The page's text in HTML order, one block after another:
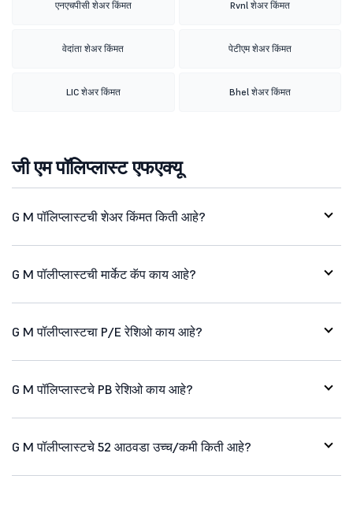
एनएचपीसी शेअर किंमत Rvnl शेअर किंमत
वेदांता शेअर किंमत पेटीएम शेअर किंमत
LIC शेअर किंमत Bhel शेअर किंमत
जी एम पॉलिप्लास्ट एफएक्यू
G M पॉलिप्लास्टची शेअर किंमत किती आहे?
G M पॉलीप्लास्टची मार्केट कॅप काय आहे?
G M पॉलीप्लास्टचा P/E रेशिओ काय आहे?
G M पॉलिप्लास्टचे PB रेशिओ काय आहे?
G M पॉलीप्लास्टचे 52 आठवडा उच्च/कमी किती आहे?